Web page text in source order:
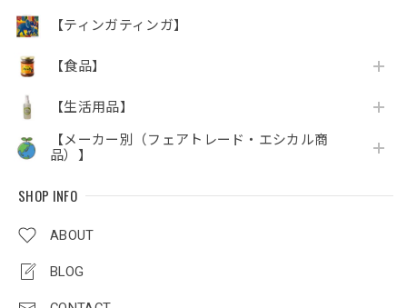
【ティンガティンガ】
【食品】
【生活用品】
【メーカー別（フェアトレード・エシカル商
品）】
SHOP INFO
ABOUT
BLOG